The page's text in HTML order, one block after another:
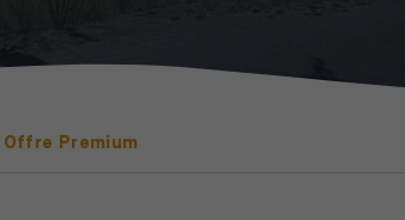
Offre Premium